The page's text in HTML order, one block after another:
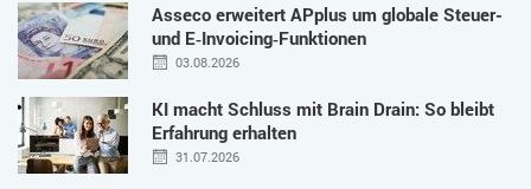
Asseco erweitert APplus um globale Steuer-
und E‑Invoicing‑Funktionen
03.08.2026
KI macht Schluss mit Brain Drain: So bleibt
Erfahrung erhalten
31.07.2026